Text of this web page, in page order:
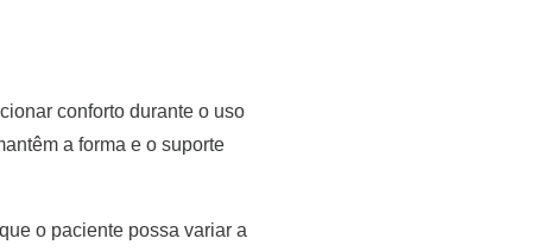
conforto durante o uso
a forma e o suporte
o paciente possa variar a